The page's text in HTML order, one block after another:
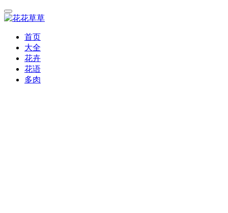
首页
大全
花卉
花语
多肉